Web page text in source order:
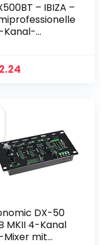
– IBIZA –
Kanal-
Eingängen
DX-50
MKII 4-Kanal
Mixer mit